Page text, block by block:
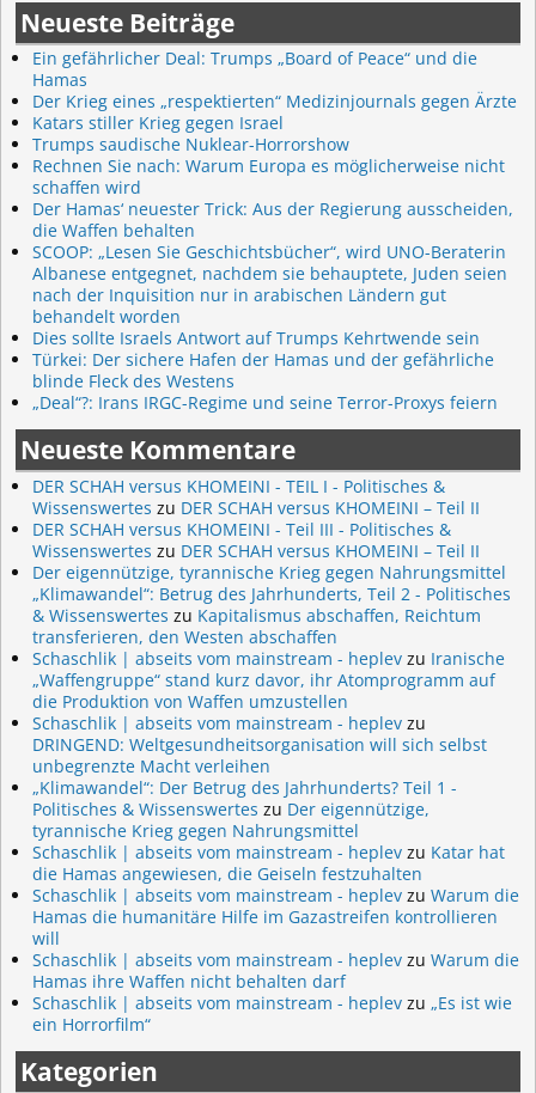
Neueste Beiträge
Ein gefährlicher Deal: Trumps „Board of Peace“ und die
Hamas
Der Krieg eines „respektierten“ Medizinjournals gegen Ärzte
Katars stiller Krieg gegen Israel
Trumps saudische Nuklear-Horrorshow
Rechnen Sie nach: Warum Europa es möglicherweise nicht
schaffen wird
Der Hamas‘ neuester Trick: Aus der Regierung ausscheiden,
die Waffen behalten
SCOOP: „Lesen Sie Geschichtsbücher“, wird UNO-Beraterin
Albanese entgegnet, nachdem sie behauptete, Juden seien
nach der Inquisition nur in arabischen Ländern gut
behandelt worden
Dies sollte Israels Antwort auf Trumps Kehrtwende sein
Türkei: Der sichere Hafen der Hamas und der gefährliche
blinde Fleck des Westens
„Deal“?: Irans IRGC-Regime und seine Terror-Proxys feiern
Neueste Kommentare
DER SCHAH versus KHOMEINI - TEIL I - Politisches &
Wissenswertes zu DER SCHAH versus KHOMEINI – Teil II
DER SCHAH versus KHOMEINI - Teil III - Politisches &
Wissenswertes zu DER SCHAH versus KHOMEINI – Teil II
Der eigennützige, tyrannische Krieg gegen Nahrungsmittel
„Klimawandel“: Betrug des Jahrhunderts, Teil 2 - Politisches
& Wissenswertes zu Kapitalismus abschaffen, Reichtum
transferieren, den Westen abschaffen
Schaschlik | abseits vom mainstream - heplev zu Iranische
„Waffengruppe“ stand kurz davor, ihr Atomprogramm auf
die Produktion von Waffen umzustellen
Schaschlik | abseits vom mainstream - heplev zu
DRINGEND: Weltgesundheitsorganisation will sich selbst
unbegrenzte Macht verleihen
„Klimawandel“: Der Betrug des Jahrhunderts? Teil 1 -
Politisches & Wissenswertes zu Der eigennützige,
tyrannische Krieg gegen Nahrungsmittel
Schaschlik | abseits vom mainstream - heplev zu Katar hat
die Hamas angewiesen, die Geiseln festzuhalten
Schaschlik | abseits vom mainstream - heplev zu Warum die
Hamas die humanitäre Hilfe im Gazastreifen kontrollieren
will
Schaschlik | abseits vom mainstream - heplev zu Warum die
Hamas ihre Waffen nicht behalten darf
Schaschlik | abseits vom mainstream - heplev zu „Es ist wie
ein Horrorfilm“
Kategorien